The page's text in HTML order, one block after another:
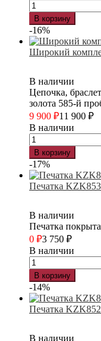
В корзину
-16%
Широкий
В наличии
Цепочка,
золота 585-й
9 900 ₽11 900 ₽
В наличии
В корзину
-17%
Печатка
В наличии
Печатка
0 ₽3 750 ₽
В наличии
В корзину
-14%
Печатка
В наличии